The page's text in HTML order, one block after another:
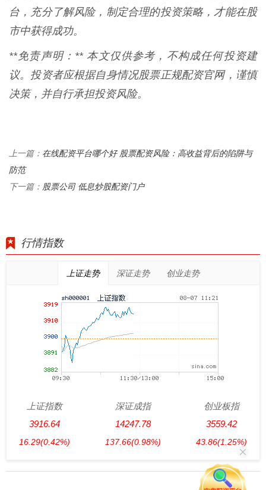
台，充分了解风险，制定合理的投资策略，才能在股
市中获得成功。
**免责声明：** 本文仅供参考，不构成任何投资建
议。投资者应根据自身情况股票正规配资官网，谨慎
决策，并自行承担投资风险。
上一篇： 在线配资平台哪个好 股票配资风险：高收益背后的陷阱与
防范
下一篇： 股票公司 低息炒股配资门户
行情指数
上证走势 深证走势 创业走势
上证指数
3916.64
16.29(0.42%)
深证成指
14247.78
137.66(0.98%)
创业板指
3559.42
43.86(1.25%)